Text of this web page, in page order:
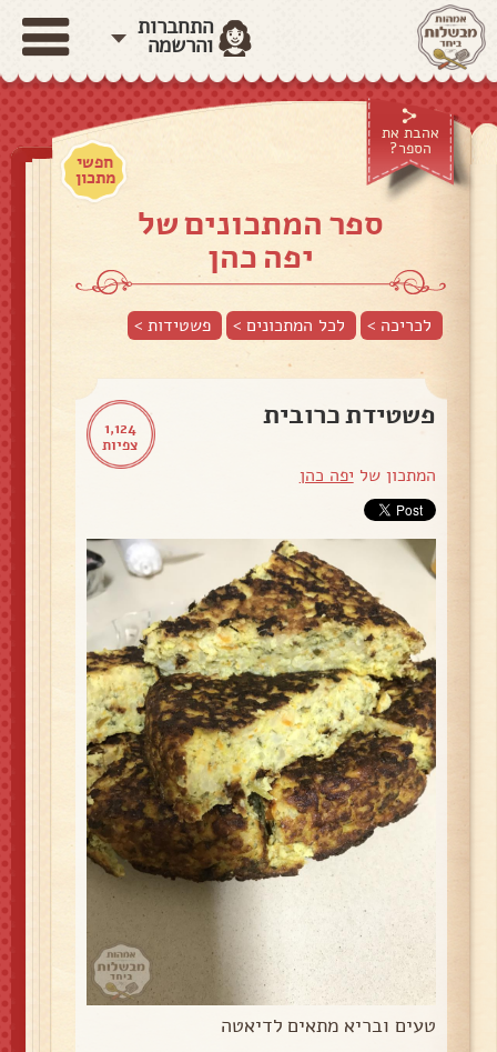
התחברות
והרשמה
אהבת את
הספר?
חפשי
מתכון
ספר המתכונים של
יפה כהן
לכריכה > לכל המתכונים > פשטידות>
1,124
צפיות
פשטידת כרובית
המתכון של יפה כהן
טעים ובריא מתאים לדיאטה